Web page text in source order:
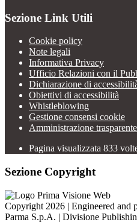
Sezione Link Utili
Cookie policy
Note legali
Informativa Privacy
Ufficio Relazioni con il
Dichiarazione di
Obiettivi di accessibilità
Whistleblowing
Gestione consensi cookie
Amministrazione trasparente
Pagina visualizzata 833
Sezione Copyright
Copyright 2026 | Engineered and
Parma S.p.A. | Divisione